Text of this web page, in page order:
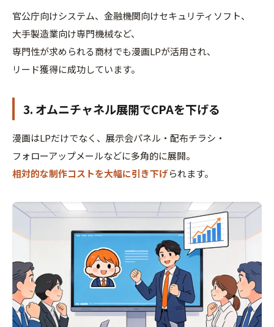
官公庁向けシステム、金融機関向けセキュリティソフト、
大手製造業向け専門機械など、
専門性が求められる商材でも漫画LPが活用され、
リード獲得に成功しています。
3. オムニチャネル展開でCPAを下げる
漫画はLPだけでなく、展示会パネル・配布チラシ・
フォローアップメールなどに多角的に展開。
相対的な制作コストを大幅に引き下げられます。